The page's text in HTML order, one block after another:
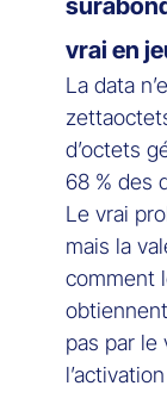
vrai en
La data
d’octets
68 % des
Le vrai
mais la
comment
pas par le